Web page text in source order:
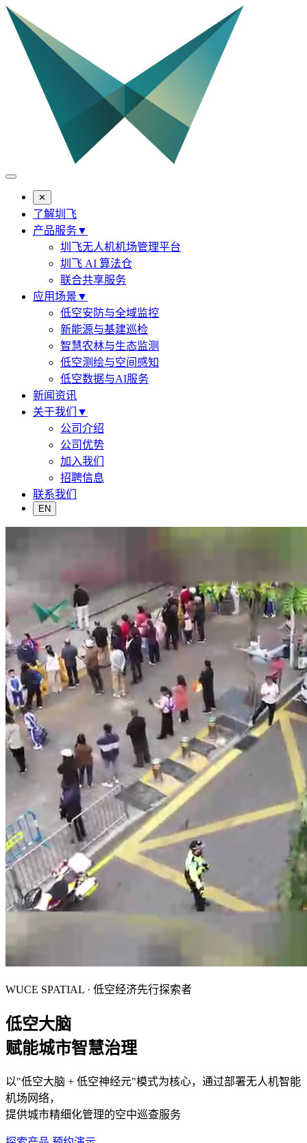
✕
了解圳飞
产品服务▼
圳飞无人机机场管理平台
圳飞 AI 算法仓
联合共享服务
应用场景 ▼
低空安防与全域监控
新能源与基建巡检
智慧农林与生态监测
低空测绘与空间感知
低空数据与AI服务
新闻资讯
关于我们 ▼
公司介绍
公司优势
加入我们
招聘信息
联系我们
EN
WUCE SPATIAL · 低空经济先行探索者
低空大脑
赋能城市智慧治理
以"低空大脑 + 低空神经元"模式为核心，通过部署无人机智能
机场网络，
提供城市精细化管理的空中巡查服务